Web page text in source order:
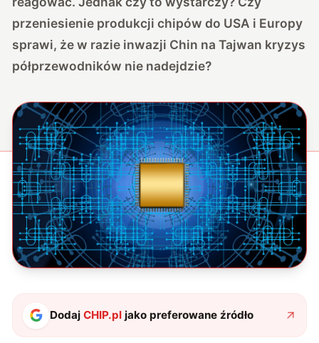
przeniesienie produkcji chipów do USA i Europy
sprawi, że w razie inwazji Chin na Tajwan kryzys
półprzewodników nie nadejdzie?
DodajCHIP.pl jako preferowane źródło